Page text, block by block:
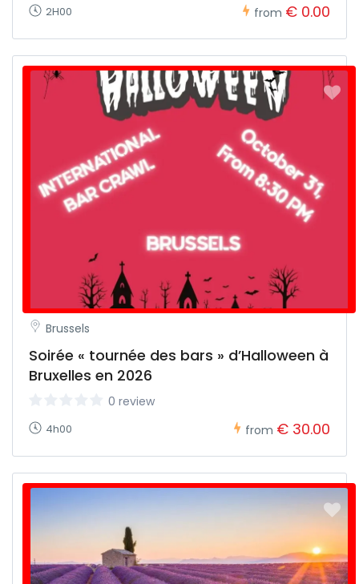
Brussels
Soirée « tournée des bars » d’Halloween à
Bruxelles en 2026
0 review
4h00 from € 30.00
2H00 from € 0.00